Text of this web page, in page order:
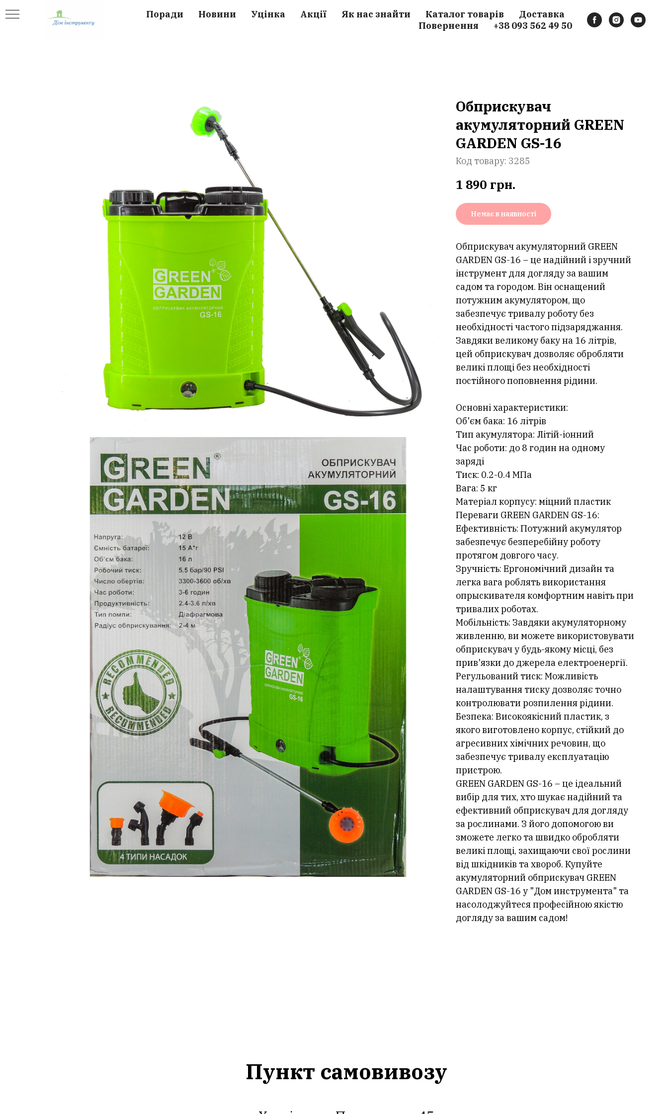
Поради Новини Уцінка Акції Як нас знайти Каталог товарів
Доставка
Повернення
+38 093 562 49 50
Обприскувач
акумуляторний GREEN
GARDEN GS-16
Код товару: 3285
1 890 грн.
Немає в наявності
Обприскувач акумуляторний GREEN
GARDEN GS-16 – це надійний і зручний
інструмент для догляду за вашим
садом та городом. Він оснащений
потужним акумулятором, що
забезпечує тривалу роботу без
необхідності частого підзаряджання.
Завдяки великому баку на 16 літрів,
цей обприскувач дозволяє обробляти
великі площі без необхідності
постійного поповнення рідини.
Основні характеристики:
Об'єм бака: 16 літрів
Тип акумулятора: Літій-іонний
Час роботи: до 8 годин на одному
заряді
Тиск: 0.2-0.4 МПа
Вага: 5 кг
Матеріал корпусу: міцний пластик
Переваги GREEN GARDEN GS-16:
Ефективність: Потужний акумулятор
забезпечує безперебійну роботу
протягом довгого часу.
Зручність: Ергономічний дизайн та
легка вага роблять використання
опрыскивателя комфортним навіть при
тривалих роботах.
Мобільність: Завдяки акумуляторному
живленню, ви можете використовувати
обприскувач у будь-якому місці, без
прив'язки до джерела електроенергії.
Регульований тиск: Можливість
налаштування тиску дозволяє точно
контролювати розпилення рідини.
Безпека: Високоякісний пластик, з
якого виготовлено корпус, стійкий до
агресивних хімічних речовин, що
забезпечує тривалу експлуатацію
пристрою.
GREEN GARDEN GS-16 – це ідеальний
вибір для тих, хто шукає надійний та
ефективний обприскувач для догляду
за рослинами. З його допомогою ви
зможете легко та швидко обробляти
великі площі, захищаючи свої рослини
від шкідників та хвороб. Купуйте
акумуляторний обприскувач GREEN
GARDEN GS-16 у "Дом инструмента" та
насолоджуйтеся професійною якістю
догляду за вашим садом!
Пункт самовивозу